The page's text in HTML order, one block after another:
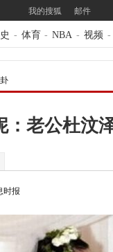
我的搜狐 邮件
- 体育 - NBA - 视频 -
：老公杜汶
时报